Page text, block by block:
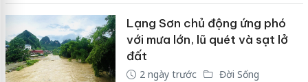
Lạng Sơn chủ động ứng phó
với mưa lớn, lũ quét và sạt lở
đất
2 ngày trước Đời Sống